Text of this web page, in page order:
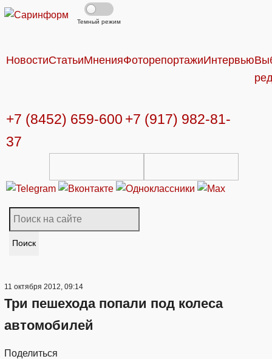
Темный режим
НовостиСтатьиМненияФоторепортажиИнтервью
+7 (8452) 659-600 +7 (917) 982-81-
37
Поиск
11 октября 2012, 09:14
Три пешехода попали под колеса
автомобилей
Поделиться